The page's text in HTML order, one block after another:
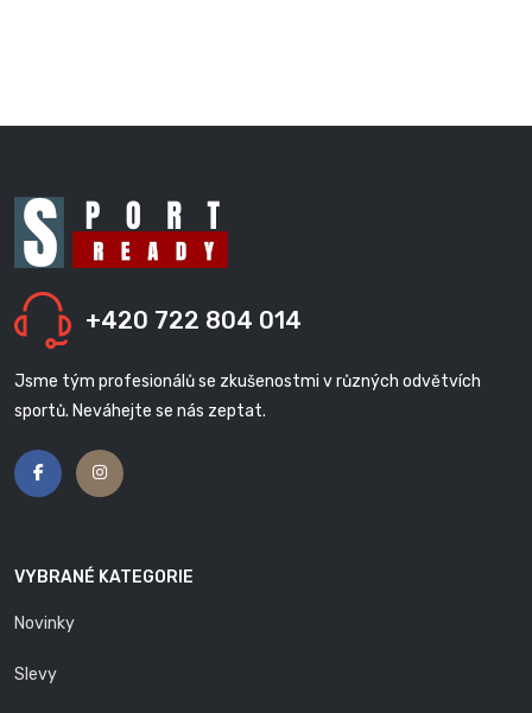
+420 722 804 014
Jsme tým profesionálů se zkušenostmi v různých odvětvích
sportů. Neváhejte se nás zeptat.
VYBRANÉ KATEGORIE
Novinky
Slevy